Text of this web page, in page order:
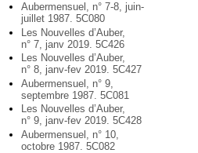
Aubermensuel, n° 7-8, juin-
juillet 1987. 5C080
Les Nouvelles d’Auber,
n° 7, janv 2019. 5C426
Les Nouvelles d’Auber,
n° 8, janv-fev 2019. 5C427
Aubermensuel, n° 9,
septembre 1987. 5C081
Les Nouvelles d’Auber,
n° 9, janv-fev 2019. 5C428
Aubermensuel, n° 10,
octobre 1987. 5C082